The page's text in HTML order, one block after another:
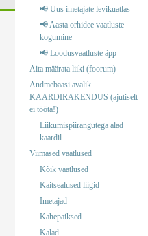
📢 Uus imetajate levikuatlas
📢 Aasta orhidee vaatluste
kogumine
📢 Loodusvaatluste äpp
Aita määrata liiki (foorum)
Andmebaasi avalik
KAARDIRAKENDUS (ajutiselt
ei tööta!)
Liikumispiirangutega alad
kaardil
Viimased vaatlused
Kõik vaatlused
Kaitsealused liigid
Imetajad
Kahepaiksed
Kalad